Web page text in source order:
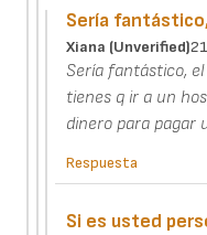
Sería
Xiana (unverified)
Sería fantástico,
tienes q ir a un
dinero para pagar
Respuesta
Si es usted